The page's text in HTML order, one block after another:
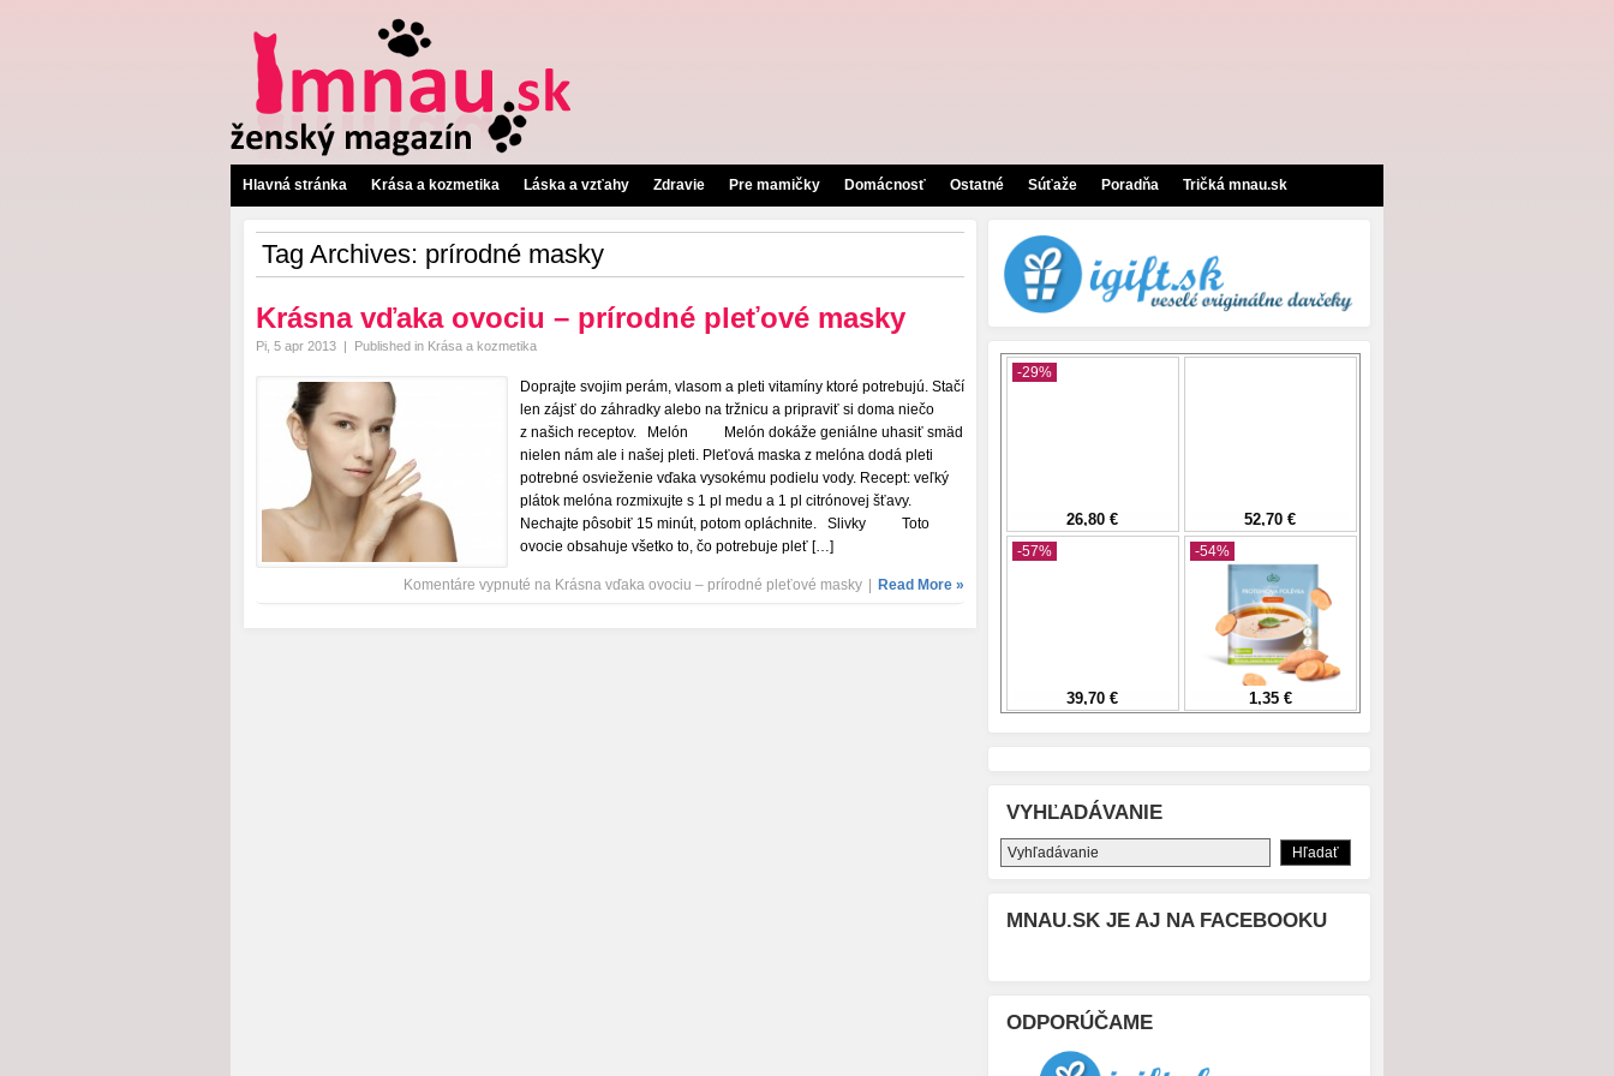
Hlavná stránka Krása a kozmetika Láska a vzťahy Zdravie Pre mamičky Domácnosť Ostatné Súťaže Poradňa Tričká mnau.sk
Tag Archives: prírodné masky
Krásna vďaka ovociu – prírodné pleťové masky
Pi, 5 apr 2013 | Published in Krása a kozmetika
Doprajte svojim perám, vlasom a pleti vitamíny ktoré potrebujú. Stačí
len zájsť do záhradky alebo na tržnicu a pripraviť si doma niečo
z našich receptov. Melón Melón dokáže geniálne uhasiť smäd
nielen nám ale i našej pleti. Pleťová maska z melóna dodá pleti
potrebné osvieženie vďaka vysokému podielu vody. Recept: veľký
plátok melóna rozmixujte s 1 pl medu a 1 pl citrónovej šťavy.
Nechajte pôsobiť 15 minút, potom opláchnite. Slivky Toto
ovocie obsahuje všetko to, čo potrebuje pleť […]
Komentáre vypnuté na Krásna vďaka ovociu – prírodné pleťové masky Read More »
VYHĽADÁVANIE
MNAU.SK JE AJ NA FACEBOOKU
ODPORÚČAME